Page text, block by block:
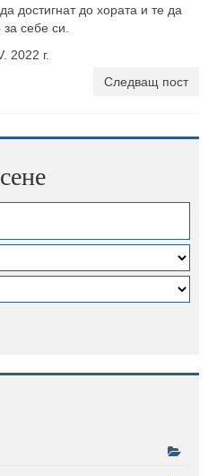
достигнат до хората и те да
себе си.
2022 г.
Следващ пост